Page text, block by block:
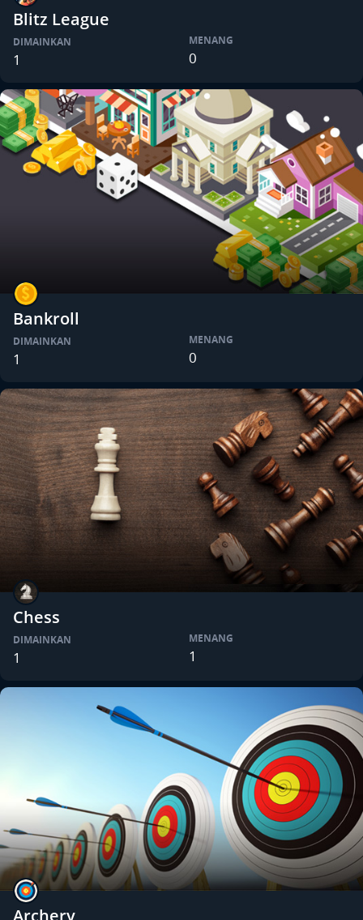
Blitz League
DIMAINKAN
1
MENANG
0
Bankroll
DIMAINKAN
1
MENANG
0
Chess
DIMAINKAN
1
MENANG
1
Archery